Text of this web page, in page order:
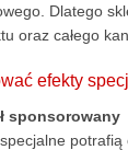
Dlatego
oraz całego
efekty
sponsorowany
potrafią